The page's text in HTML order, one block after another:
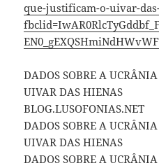
que-justificam-o-uivar-
DADOS SOBRE A
UIVAR DAS HIENAS
BLOG.LUSOFONIAS.NET
DADOS SOBRE A
UIVAR DAS HIENAS
DADOS SOBRE A